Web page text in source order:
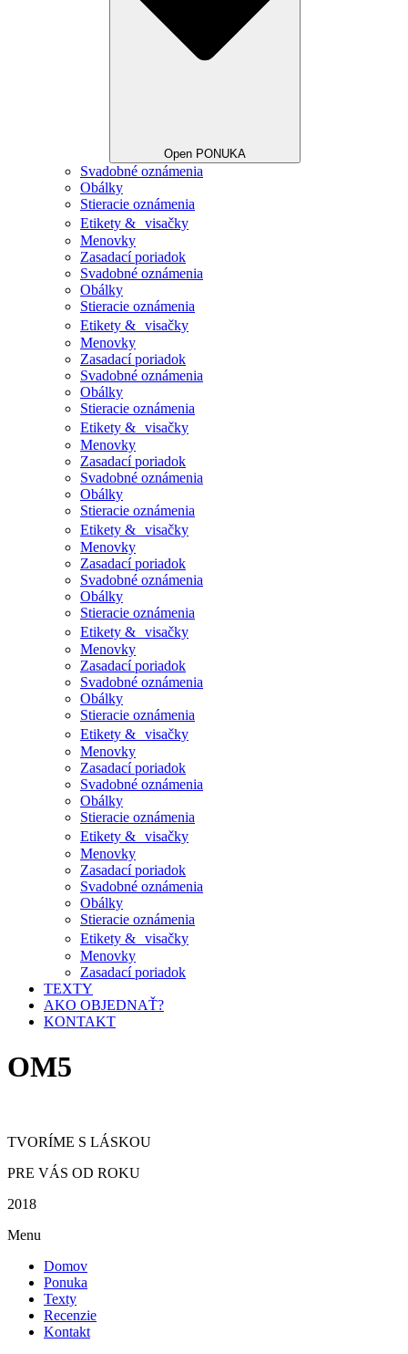
Open PONUKA
Svadobné oznámenia
Obálky
Stieracie oznámenia
Etikety & visačky
Menovky
Zasadací poriadok
Svadobné oznámenia
Obálky
Stieracie oznámenia
Etikety & visačky
Menovky
Zasadací poriadok
Svadobné oznámenia
Obálky
Stieracie oznámenia
Etikety & visačky
Menovky
Zasadací poriadok
Svadobné oznámenia
Obálky
Stieracie oznámenia
Etikety & visačky
Menovky
Zasadací poriadok
Svadobné oznámenia
Obálky
Stieracie oznámenia
Etikety & visačky
Menovky
Zasadací poriadok
Svadobné oznámenia
Obálky
Stieracie oznámenia
Etikety & visačky
Menovky
Zasadací poriadok
Svadobné oznámenia
Obálky
Stieracie oznámenia
Etikety & visačky
Menovky
Zasadací poriadok
Svadobné oznámenia
Obálky
Stieracie oznámenia
Etikety & visačky
Menovky
Zasadací poriadok
TEXTY
AKO OBJEDNAŤ?
KONTAKT
OM5
TVORÍME S LÁSKOU
PRE VÁS OD ROKU
2018
Menu
Domov
Ponuka
Texty
Recenzie
Kontakt